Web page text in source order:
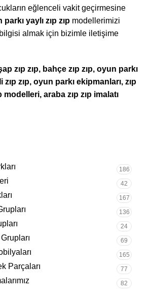
186
42
167
136
24
69
165
Parçaları 77
82
eğlenceli vakit geçirmesine
parkı yaylı zıp zıp modellerimizi
almak için bizimle iletişime
zıp zıp, bahçe zıp zıp, oyun parkı
zıp zıp, oyun parkı ekipmanları, zıp
modelleri, araba zıp zıp imalatı